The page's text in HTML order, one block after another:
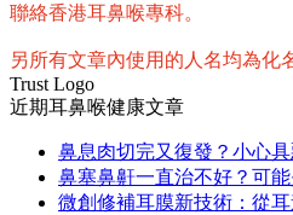
聯絡香港耳鼻喉專科。
另所有文章內使用的人名均為化
Trust Logo
近期耳鼻喉健康文章
鼻息肉切完又復發？小心
鼻塞鼻鼾一直治不好？可能
微創修補耳膜新技術：從